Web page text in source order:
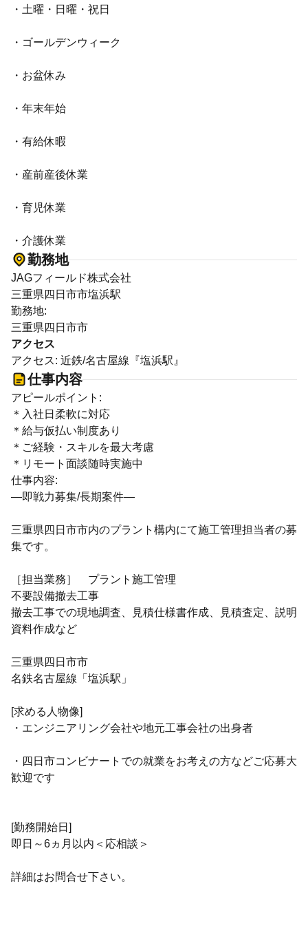
・土曜・日曜・祝日
・ゴールデンウィーク
・お盆休み
・年末年始
・有給休暇
・産前産後休業
・育児休業
・介護休業
勤務地
JAGフィールド株式会社
三重県四日市市塩浜駅
勤務地:
三重県四日市市
アクセス
アクセス: 近鉄/名古屋線『塩浜駅』
仕事内容
アピールポイント:
＊入社日柔軟に対応
＊給与仮払い制度あり
＊ご経験・スキルを最大考慮
＊リモート面談随時実施中
仕事内容:
―即戦力募集/長期案件―
三重県四日市市内のプラント構内にて施工管理担当者の募
集です。
［担当業務］ プラント施工管理
不要設備撤去工事
撤去工事での現地調査、見積仕様書作成、見積査定、説明
資料作成など
三重県四日市市
名鉄名古屋線「塩浜駅」
[求める人物像]
・エンジニアリング会社や地元工事会社の出身者
・四日市コンビナートでの就業をお考えの方などご応募大
歓迎です
[勤務開始日]
即日～6ヵ月以内＜応相談＞
詳細はお問合せ下さい。